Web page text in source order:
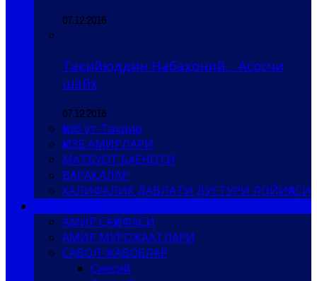
07.12.2016
Тақийюддин Набаҳоний… Асосчи
шайх
07.12.2016
Ҳизб ут-Таҳрир
ҲИЗБ АМИРЛАРИ
МАТБУОТ БАЁНОТИ
ВАРАҚАЛАР
ХАЛИФАЛИК ДАВЛАТИ ДУСТУРИ ЛОЙИҲАСИ
АМИР САҲИФАСИ
АМИР МУРОЖААТЛАРИ
САВОЛ-ЖАВОБЛАР
Сиёсий